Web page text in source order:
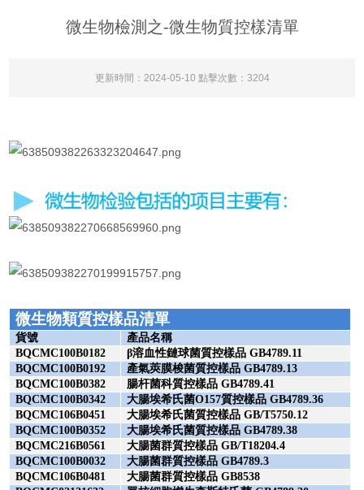
微生物檢測之-微生物質控樣清單
更新時間：2024-05-10 點擊次數：3204
微生物類質控樣品清單
貨號
產品名稱
BQCMC100B0182
β溶血性鏈球菌質控樣品 GB4789.11
BQCMC100B0192
產氣莢膜梭菌質控樣品 GB4789.13
BQCMC100B0382
腸杆菌科質控樣品 GB4789.41
BQCMC100B0342
大腸埃希氏菌O157質控樣品 GB4789.36
BQCMC106B0451
大腸埃希氏菌質控樣品 GB/T5750.12
BQCMC100B0352
大腸埃希氏菌質控樣品 GB4789.38
BQCMC216B0561
大腸菌群質控樣品 GB/T18204.4
BQCMC100B0032
大腸菌群質控樣品 GB4789.3
BQCMC106B0481
大腸菌群質控樣品 GB8538